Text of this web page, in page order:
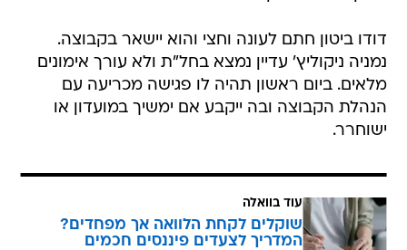
דודו ביטון חתם לעונה וחצי והוא יישאר בקבוצה.
נמניה ניקוליץ' עדיין נמצא בחל"ת ולא עורך אימונים
מלאים. ביום ראשון תהיה לו פגישה מכריעה עם
הנהלת הקבוצה ובה ייקבע אם ימשיך במועדון או
ישוחרר.
עוד בוואלה
שוקלים לקחת הלוואה אך מפחדים?
המדריך לצעדים פיננסים חכמים